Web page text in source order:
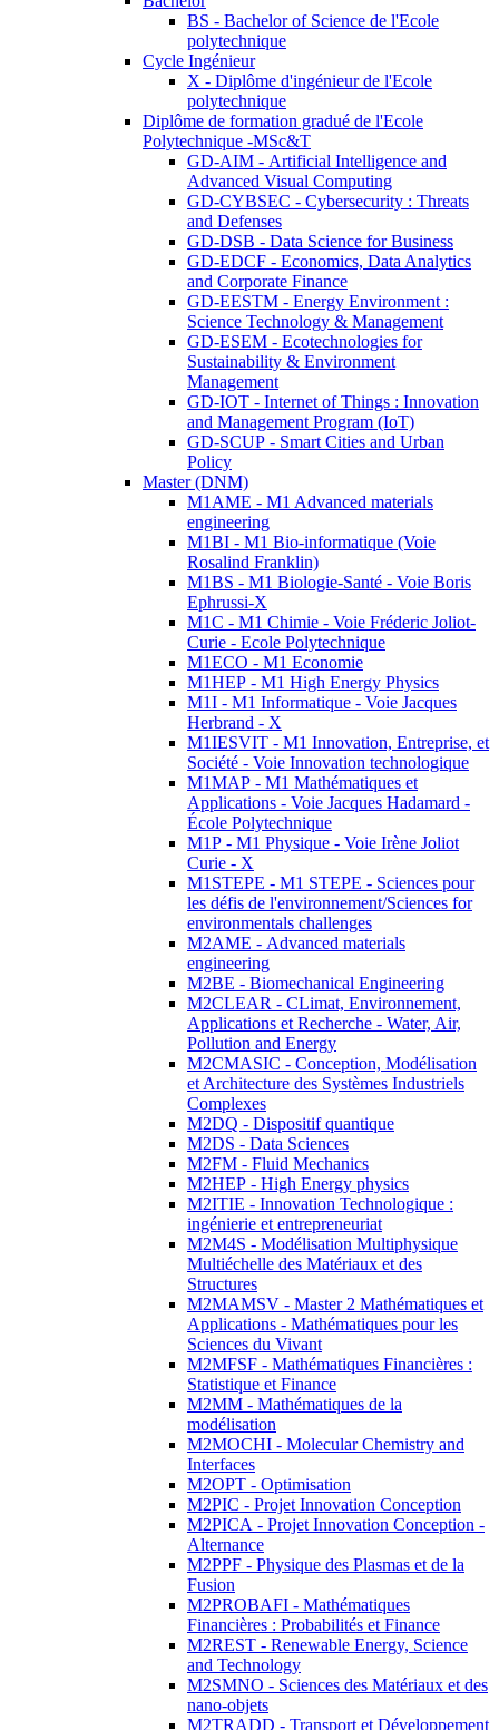
BS - Bachelor of Science de l'Ecole
polytechnique
Cycle Ingénieur
X - Diplôme d'ingénieur de l'Ecole
polytechnique
Diplôme de formation gradué de l'Ecole
Polytechnique -MSc&T
GD-AIM - Artificial Intelligence and
Advanced Visual Computing
GD-CYBSEC - Cybersecurity : Threats
and Defenses
GD-DSB - Data Science for Business
GD-EDCF - Economics, Data Analytics
and Corporate Finance
GD-EESTM - Energy Environment :
Science Technology & Management
GD-ESEM - Ecotechnologies for
Sustainability & Environment
Management
GD-IOT - Internet of Things : Innovation
and Management Program (IoT)
GD-SCUP - Smart Cities and Urban
Policy
Master (DNM)
M1AME - M1 Advanced materials
engineering
M1BI - M1 Bio-informatique (Voie
Rosalind Franklin)
M1BS - M1 Biologie-Santé - Voie Boris
Ephrussi-X
M1C - M1 Chimie - Voie Fréderic Joliot-
Curie - Ecole Polytechnique
M1ECO - M1 Economie
M1HEP - M1 High Energy Physics
M1I - M1 Informatique - Voie Jacques
Herbrand - X
M1IESVIT - M1 Innovation, Entreprise, et
Société - Voie Innovation technologique
M1MAP - M1 Mathématiques et
Applications - Voie Jacques Hadamard -
École Polytechnique
M1P - M1 Physique - Voie Irène Joliot
Curie - X
M1STEPE - M1 STEPE - Sciences pour
les défis de l'environnement/Sciences for
environmentals challenges
M2AME - Advanced materials
engineering
M2BE - Biomechanical Engineering
M2CLEAR - CLimat, Environnement,
Applications et Recherche - Water, Air,
Pollution and Energy
M2CMASIC - Conception, Modélisation
et Architecture des Systèmes Industriels
Complexes
M2DQ - Dispositif quantique
M2DS - Data Sciences
M2FM - Fluid Mechanics
M2HEP - High Energy physics
M2ITIE - Innovation Technologique :
ingénierie et entrepreneuriat
M2M4S - Modélisation Multiphysique
Multiéchelle des Matériaux et des
Structures
M2MAMSV - Master 2 Mathématiques et
Applications - Mathématiques pour les
Sciences du Vivant
M2MFSF - Mathématiques Financières :
Statistique et Finance
M2MM - Mathématiques de la
modélisation
M2MOCHI - Molecular Chemistry and
Interfaces
M2OPT - Optimisation
M2PIC - Projet Innovation Conception
M2PICA - Projet Innovation Conception -
Alternance
M2PPF - Physique des Plasmas et de la
Fusion
M2PROBAFI - Mathématiques
Financières : Probabilités et Finance
M2REST - Renewable Energy, Science
and Technology
M2SMNO - Sciences des Matériaux et des
nano-objets
M2TRADD - Transport et Développement